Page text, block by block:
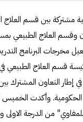
مشتركة بين قسم العلاج
وقسم العلاج الطبيعي
مخرجات البرنامج
قسم العلاج الطبيعي
إطار التعاون المشترك
وأكدت الخميس
من الدرجة الاولى